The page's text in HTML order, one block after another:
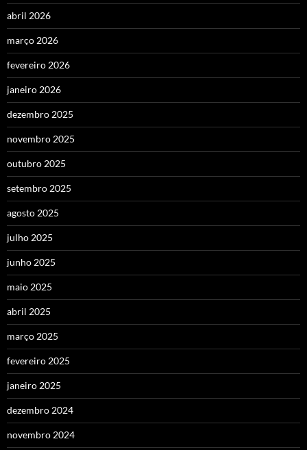
abril 2026
março 2026
fevereiro 2026
janeiro 2026
dezembro 2025
novembro 2025
outubro 2025
setembro 2025
agosto 2025
julho 2025
junho 2025
maio 2025
abril 2025
março 2025
fevereiro 2025
janeiro 2025
dezembro 2024
novembro 2024